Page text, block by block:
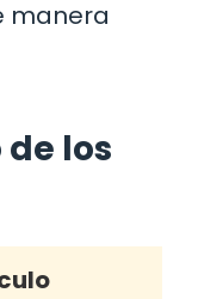
manera
los